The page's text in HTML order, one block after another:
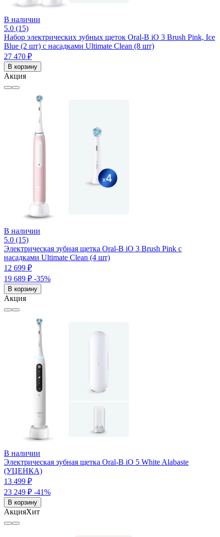
В наличии
5.0 (15)
Набор электрических зубных щеток Oral-B iO 3 Brush Pink, Ice
Blue (2 шт) с насадками Ultimate Clean (8 шт)
27 470 ₽
В корзину
Акция
В наличии
5.0 (15)
Электрическая зубная щетка Oral-B iO 3 Brush Pink с
насадками Ultimate Clean (4 шт)
12 699 ₽
19 689 ₽ -35%
В корзину
Акция
В наличии
Электрическая зубная щетка Oral-B iO 5 White Alabaste
(УЦЕНКА)
13 499 ₽
23 249 ₽ -41%
В корзину
АкцияХит